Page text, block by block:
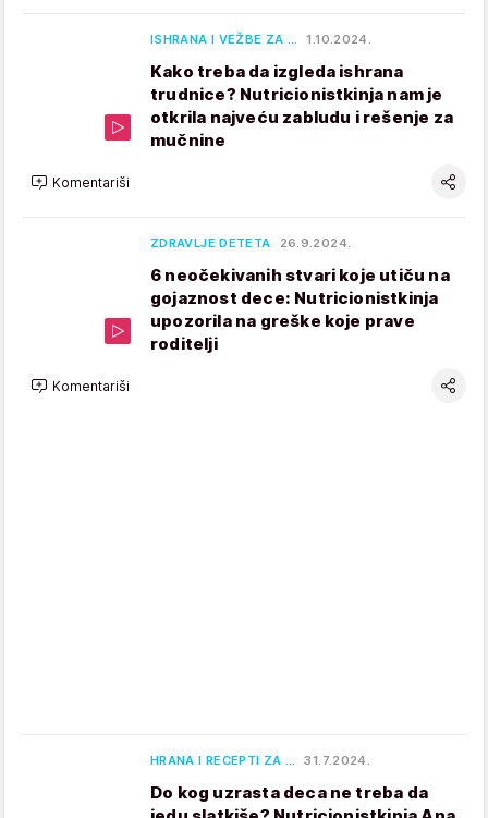
ISHRANA I VEŽBE ZA … 1.10.2024.
Kako treba da izgleda ishrana
trudnice? Nutricionistkinja nam je
otkrila najveću zabludu i rešenje za
mučnine
Komentariši
ZDRAVLJE DETETA 26.9.2024.
6 neočekivanih stvari koje utiču na
gojaznost dece: Nutricionistkinja
upozorila na greške koje prave
roditelji
Komentariši
HRANA I RECEPTI ZA … 31.7.2024.
Do kog uzrasta deca ne treba da